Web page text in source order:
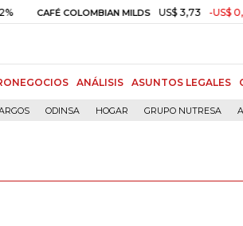
COLOMBIAN MILDS US$ 3,73 -US$ 0,07 -1,91%
ANÁLISIS ASUNTOS LEGALES
ODINSA HOGAR GRUPO NUTRESA